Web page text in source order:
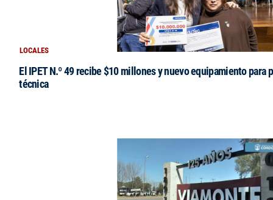
LOCALES
El IPET N.º 49 recibe $10 millones y nuevo equipamiento para
técnica